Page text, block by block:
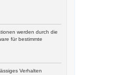
werden durch die
für bestimmte
Verhalten